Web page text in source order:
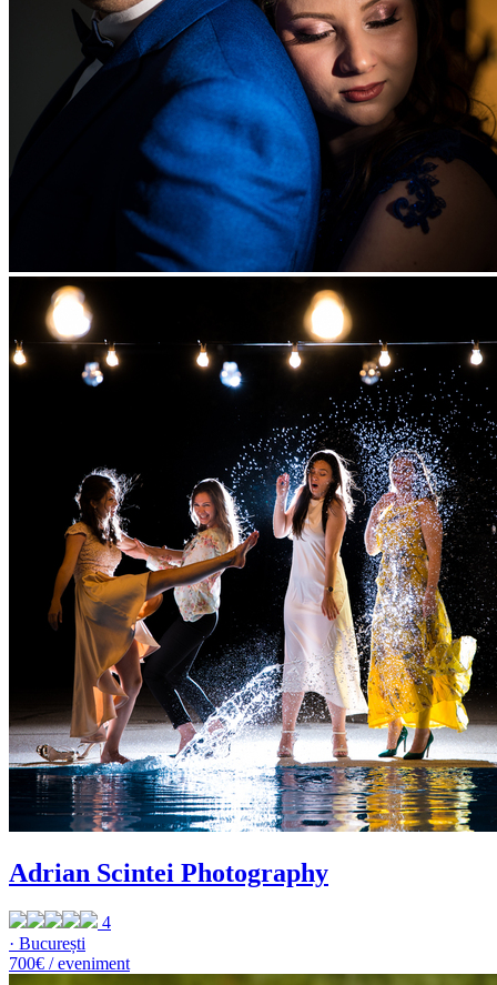
Adrian Scintei Photography
4
· București
700€ / eveniment